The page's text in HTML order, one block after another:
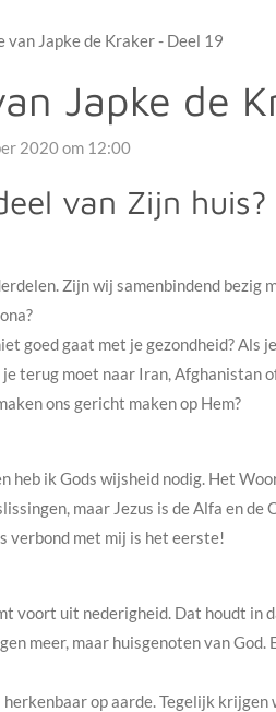
Japke de Kraker - Deel 19
Japke de
2020 om 12:00
van Zijn huis?
Zijn wij samenbindend bezig
goed gaat met je gezondheid? Als
terug moet naar Iran, Afghanistan
ons gericht maken op Hem?
heb ik Gods wijsheid nodig. Het
maar Jezus is de Alfa en
verbond met mij is het eerste!
voort uit nederigheid. Dat houdt
meer, maar huisgenoten van
op aarde. Tegelijk